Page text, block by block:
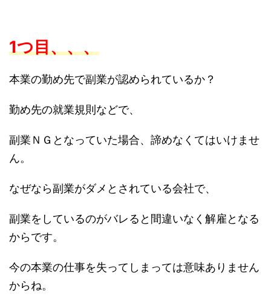
1つ目、、、
本業の勤め先で副業が認められているか？
勤め先の就業規則などで、
副業ＮＧとなっていた場合、諦めなくてはいけませ
ん。
なぜなら副業がダメとされている会社で、
副業をしているのがバレると間違いなく解雇となる
からです。
今の本業の仕事を失ってしまっては意味ありません
からね。